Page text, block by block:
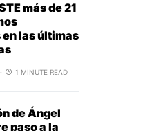
más de 21
las últimas
1 MINUTE READ
de Ángel
paso a la